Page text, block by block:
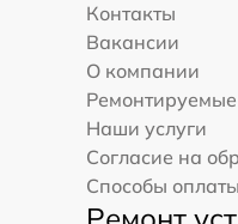
Контакты
Вакансии
О компании
Наши услуги
Согласие на
Способы оплаты